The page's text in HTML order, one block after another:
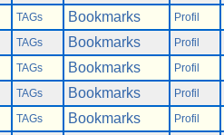
TAGs Bookmarks Profil
TAGs Bookmarks Profil
TAGs Bookmarks Profil
TAGs Bookmarks Profil
TAGs Bookmarks Profil